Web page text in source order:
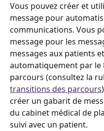
Vous pouvez créer et
message pour
communications. Vous
message pour les
messages aux patients
automatiquement par le
parcours (consultez la
transitions des parcours
créer un gabarit de
du cabinet médical de
suivi avec un patient.